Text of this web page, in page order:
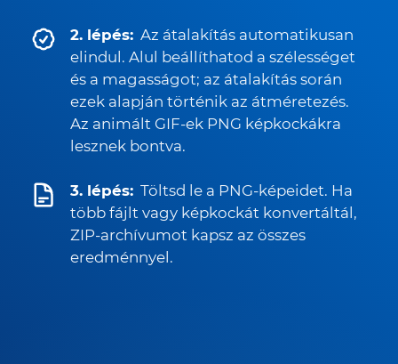
2. lépés: Az átalakítás automatikusan
elindul. Alul beállíthatod a szélességet
és a magasságot; az átalakítás során
ezek alapján történik az átméretezés.
Az animált GIF-ek PNG képkockákra
lesznek bontva.
3. lépés: Töltsd le a PNG-képeidet. Ha
több fájlt vagy képkockát konvertáltál,
ZIP-archívumot kapsz az összes
eredménnyel.